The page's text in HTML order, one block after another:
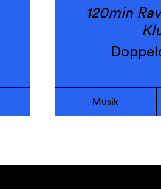
120min
Musik